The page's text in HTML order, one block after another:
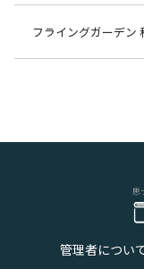
フライングガーデン
管理者につい